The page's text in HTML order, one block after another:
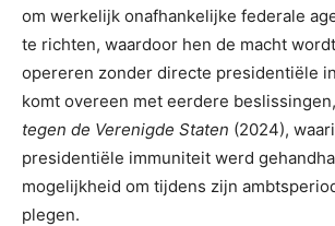
om werkelijk onafhankelijke federale
te richten, waardoor hen de macht
opereren zonder directe presidentiële
komt overeen met eerdere
tegen de Verenigde Staten (2024),
presidentiële immuniteit werd
mogelijkheid om tijdens zijn
plegen.